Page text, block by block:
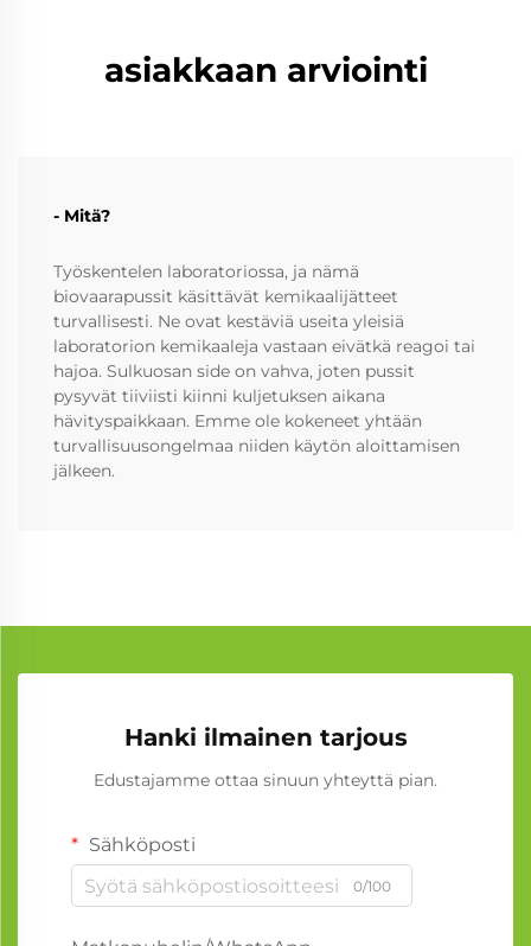
asiakkaan arviointi
- Mitä?
Työskentelen laboratoriossa, ja nämä
biovaarapussit käsittävät kemikaalijätteet
turvallisesti. Ne ovat kestäviä useita yleisiä
laboratorion kemikaaleja vastaan eivätkä reagoi tai
hajoa. Sulkuosan side on vahva, joten pussit
pysyvät tiiviisti kiinni kuljetuksen aikana
hävityspaikkaan. Emme ole kokeneet yhtään
turvallisuusongelmaa niiden käytön aloittamisen
jälkeen.
Hanki ilmainen tarjous
Edustajamme ottaa sinuun yhteyttä pian.
Sähköposti
0/100